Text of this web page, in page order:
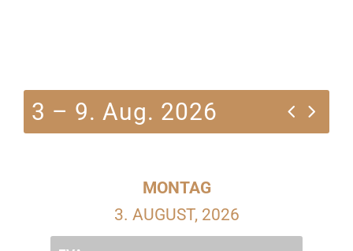
3 – 9. Aug. 2026
MONTAG
3. AUGUST, 2026